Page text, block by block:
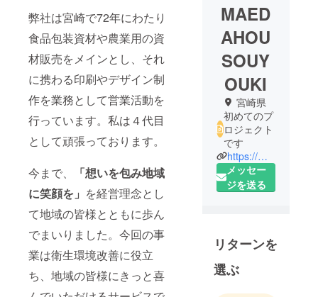
弊社は宮崎で72年にわたり
食品包装資材や農業用の資
材販売をメインとし、それ
に携わる印刷やデザイン制
作を業務として営業活動を
行っています。私は４代目
として頑張っております。
今まで、
「想いを包み地域
に笑顔を」 を経営理念とし
て地域の皆様とともに歩ん
でまいりました。今回の事
業は衛生環境改善に役立
ち、地域の皆様にきっと喜
MAED
AHOU
SOUY
OUKI
宮崎県
初めてのプ
ロジェクト
です
https://maedahousou.com/
メッセー
ジを送る
リターンを
選ぶ